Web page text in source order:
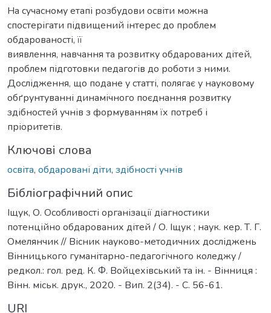
На сучасному етапі розбудови освіти можна
спостерігати підвищений інтерес до проблем
обдарованості, її
виявлення, навчання та розвитку обдарованих дітей,
проблем підготовки педагогів до роботи з ними.
Дослідження, що подане у статті, полягає у науковому
обґрунтуванні динамічного поєднання розвитку
здібностей учнів з формуванням їх потреб і
пріоритетів.
Ключові слова
освіта, обдаровані діти, здібності учнів
Бібліографічний опис
Іщук, О. Особливості організації діагностики
потенційно обдарованих дітей / О. Іщук ; наук. кер. Т. Г.
Омелянчик // Вісник науково-методичних досліджень
Вінницького гуманітарно-педагогічного коледжу /
редкол.: гол. ред. К. Ф. Войцехівський та ін. - Вінниця :
Вінн. міськ. друк., 2020. - Вип. 2(34). - С. 56-61.
URI